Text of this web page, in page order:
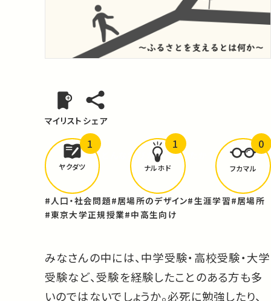
マイリスト シェア
どんな学びがありましたか？
ヤクダツ
1
ナルホド
1
フカマル
0
#人口・社会問題#居場所のデザイン#生涯学習#居場所
#東京大学正規授業#中高生向け
みなさんの中には、中学受験・高校受験・大学
受験など、受験を経験したことのある方も多
いのではないでしょうか。必死に勉強したり、